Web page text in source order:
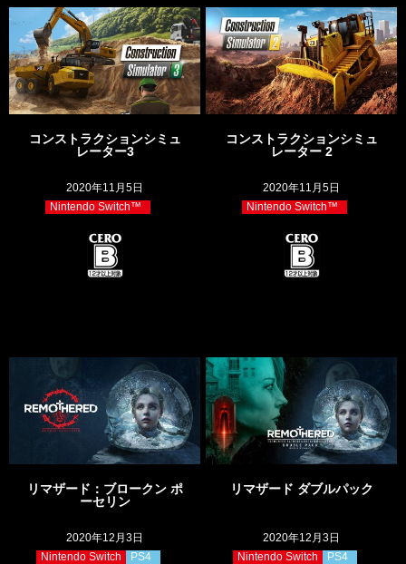
コンストラクションシミュ
レーター3
2020年11月5日
Nintendo Switch™
コンストラクションシミュ
レーター 2
2020年11月5日
Nintendo Switch™
リマザード：ブロークン ポ
ーセリン
2020年12月3日
Nintendo Switch
PS4
リマザード ダブルパック
2020年12月3日
Nintendo Switch
PS4